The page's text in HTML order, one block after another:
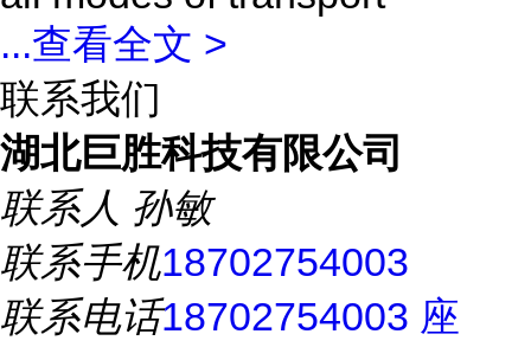
...查看全文 >
联系我们
湖北巨胜科技有限公司
联系人 孙敏
联系手机18702754003
联系电话18702754003 座